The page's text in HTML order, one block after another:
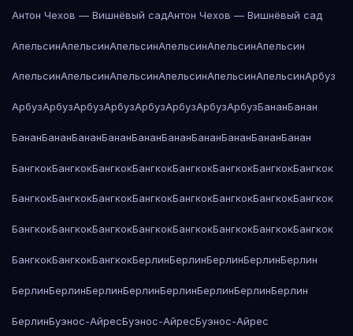
Антон Чехов — Вишнёвый садАнтон Чехов — Вишнёвый сад
АпельсинАпельсинАпельсинАпельсинАпельсинАпельсин
АпельсинАпельсинАпельсинАпельсинАпельсинАпельсинАрбуз
АрбузАрбузАрбузАрбузАрбузАрбузАрбузАрбузБананБанан
БананБананБананБананБананБананБананБананБананБанан
БангкокБангкокБангкокБангкокБангкокБангкокБангкокБангкок
БангкокБангкокБангкокБангкокБангкокБангкокБангкокБангкок
БангкокБангкокБангкокБангкокБангкокБангкокБангкокБангкок
БангкокБангкокБангкокБерлинБерлинБерлинБерлинБерлин
БерлинБерлинБерлинБерлинБерлинБерлинБерлинБерлин
БерлинБуэнос-АйресБуэнос-АйресБуэнос-Айрес